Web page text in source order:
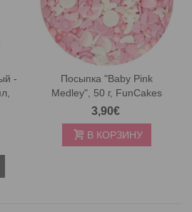
-
Посыпка "Baby Pink
Medley", 50 г, FunCakes
3,90€
В КОРЗИНУ